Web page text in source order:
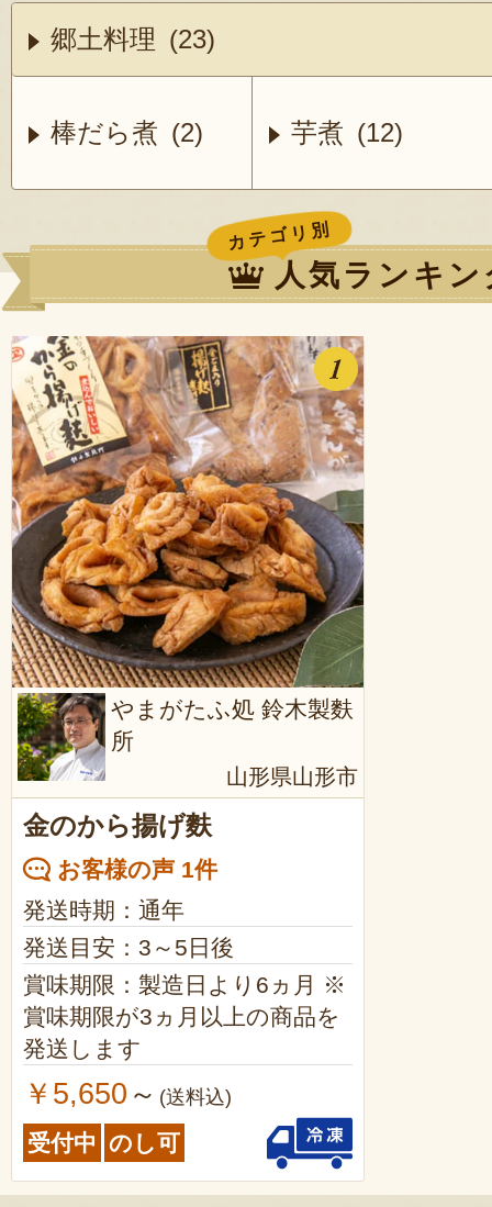
郷土料理 (23)
棒だら煮 (2) 芋煮 (12)
カテゴリ別
人気ランキン
やまがたふ処 鈴木製麩
所
山形県山形市
金のから揚げ麩
お客様の声 1件
発送時期：通年
発送目安：3～5日後
賞味期限：製造日より6ヵ月 ※
賞味期限が3ヵ月以上の商品を
発送します
￥5,650 ～ (送料込)
受付中 のし可